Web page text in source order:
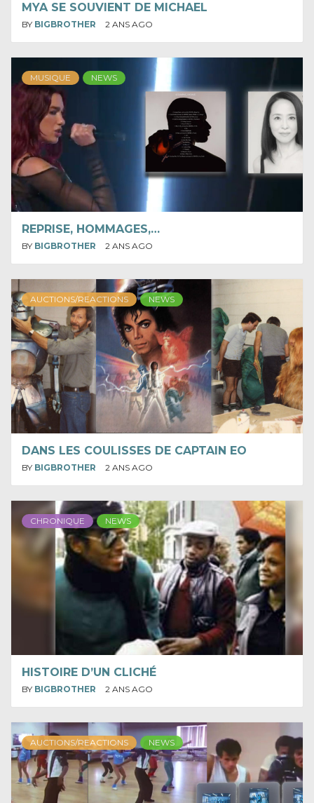
MYA SE SOUVIENT DE MICHAEL
BY BIGBROTHER 2 ANS AGO
MUSIQUE NEWS
REPRISE, HOMMAGES,…
BY BIGBROTHER 2 ANS AGO
AUCTIONS/REACTIONS NEWS
DANS LES COULISSES DE CAPTAIN EO
BY BIGBROTHER 2 ANS AGO
CHRONIQUE NEWS
HISTOIRE D’UN CLICHÉ
BY BIGBROTHER 2 ANS AGO
AUCTIONS/REACTIONS NEWS